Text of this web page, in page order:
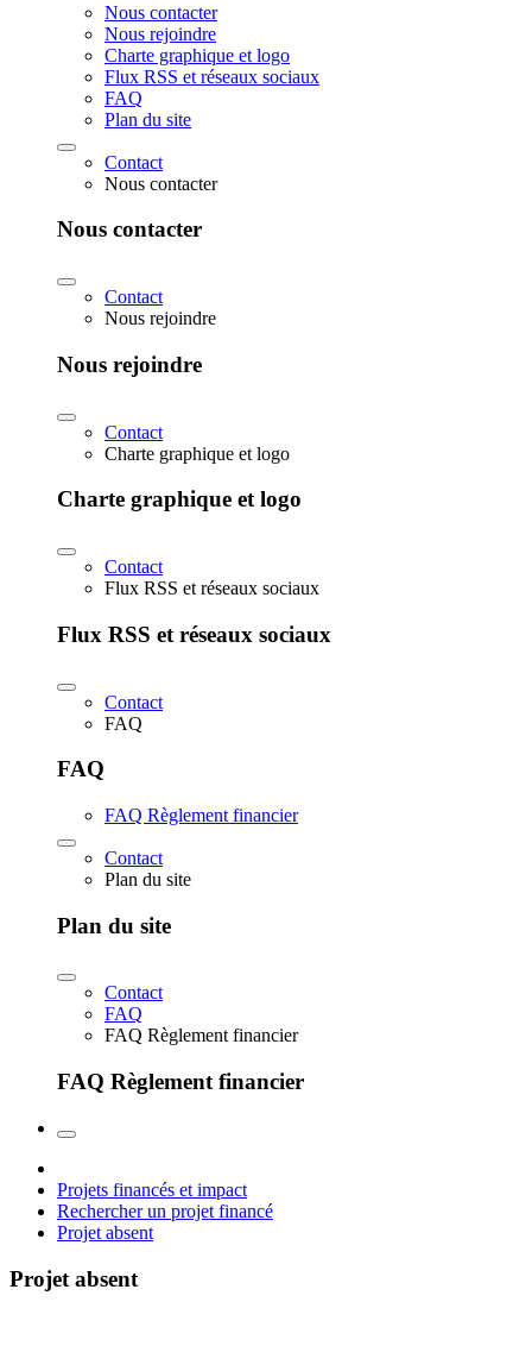
Nous contacter
Nous rejoindre
Charte graphique et logo
Flux RSS et réseaux sociaux
FAQ
Plan du site
Contact
Nous contacter
Nous contacter
Contact
Nous rejoindre
Nous rejoindre
Contact
Charte graphique et logo
Charte graphique et logo
Contact
Flux RSS et réseaux sociaux
Flux RSS et réseaux sociaux
Contact
FAQ
FAQ
FAQ Règlement financier
Contact
Plan du site
Plan du site
Contact
FAQ
FAQ Règlement financier
FAQ Règlement financier
Projets financés et impact
Rechercher un projet financé
Projet absent
Projet absent